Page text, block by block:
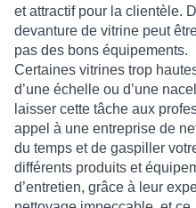
et attractif pour la clientèle.
devanture de vitrine peut
pas des bons équipements.
Certaines vitrines trop
d’une échelle ou d’une
laisser cette tâche aux
appel à une entreprise de
du temps et de gaspiller
différents produits et
d’entretien, grâce à leur